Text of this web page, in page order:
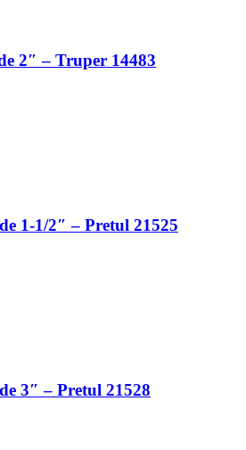
2″ – Truper 14483
1-1/2″ – Pretul 21525
3″ – Pretul 21528